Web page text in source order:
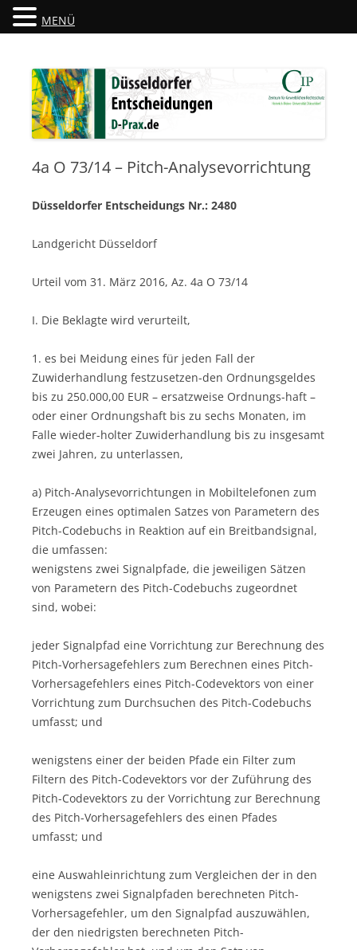
Düsseldorfer Entscheidungen
4a O 73/14 – Pitch-Analysevorrichtung
Düsseldorfer Entscheidungs Nr.: 2480
Landgericht Düsseldorf
Urteil vom 31. März 2016, Az. 4a O 73/14
I. Die Beklagte wird verurteilt,
1. es bei Meidung eines für jeden Fall der
Zuwiderhandlung festzusetzen-den Ordnungsgeldes
bis zu 250.000,00 EUR – ersatzweise Ordnungs-haft –
oder einer Ordnungshaft bis zu sechs Monaten, im
Falle wieder-holter Zuwiderhandlung bis zu insgesamt
zwei Jahren, zu unterlassen,
a) Pitch-Analysevorrichtungen in Mobiltelefonen zum
Erzeugen eines optimalen Satzes von Parametern des
Pitch-Codebuchs in Reaktion auf ein Breitbandsignal,
die umfassen:
wenigstens zwei Signalpfade, die jeweiligen Sätzen
von Parametern des Pitch-Codebuchs zugeordnet
sind, wobei:
jeder Signalpfad eine Vorrichtung zur Berechnung des
Pitch-Vorhersagefehlers zum Berechnen eines Pitch-
Vorhersagefehlers eines Pitch-Codevektors von einer
Vorrichtung zum Durchsuchen des Pitch-Codebuchs
umfasst; und
wenigstens einer der beiden Pfade ein Filter zum
Filtern des Pitch-Codevektors vor der Zuführung des
Pitch-Codevektors zu der Vorrichtung zur Berechnung
des Pitch-Vorhersagefehlers des einen Pfades
umfasst; und
eine Auswahleinrichtung zum Vergleichen der in den
wenigstens zwei Signalpfaden berechneten Pitch-
Vorhersagefehler, um den Signalpfad auszuwählen,
der den niedrigsten berechneten Pitch-
MENÜ